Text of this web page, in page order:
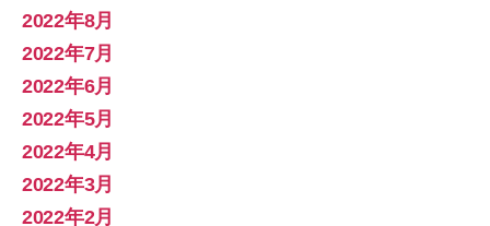
2022年8月
2022年7月
2022年6月
2022年5月
2022年4月
2022年3月
2022年2月